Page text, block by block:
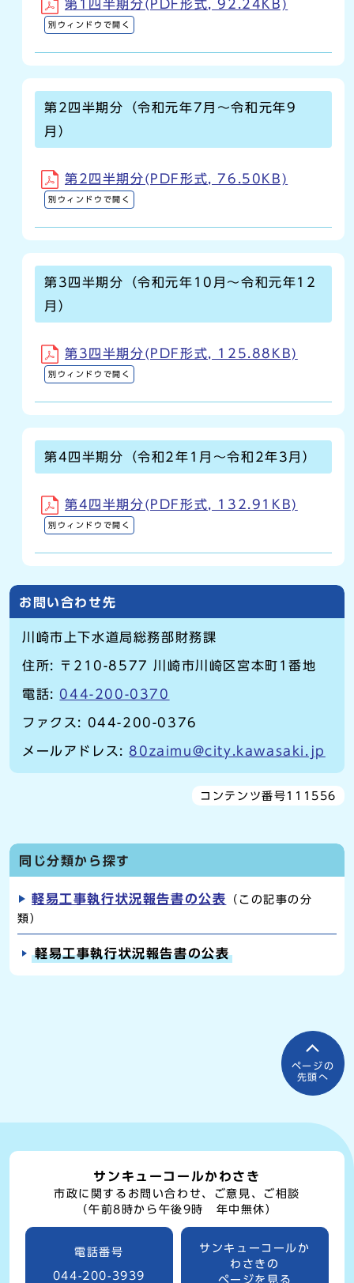
第1四半期分(PDF形式, 92.24KB)
別ウィンドウで開く
第2四半期分（令和元年7月～令和元年9
月）
第2四半期分(PDF形式, 76.50KB)
別ウィンドウで開く
第3四半期分（令和元年10月～令和元年12
月）
第3四半期分(PDF形式, 125.88KB)
別ウィンドウで開く
第4四半期分（令和2年1月～令和2年3月）
第4四半期分(PDF形式, 132.91KB)
別ウィンドウで開く
お問い合わせ先
川崎市上下水道局総務部財務課
住所: 〒210-8577 川崎市川崎区宮本町1番地
電話: 044-200-0370
ファクス: 044-200-0376
メールアドレス: 80zaimu@city.kawasaki.jp
コンテンツ番号111556
同じ分類から探す
軽易工事執行状況報告書の公表
（この記事の分
類）
軽易工事執行状況報告書の公表
ページの
先頭へ
サンキューコールかわさき
市政に関するお問い合わせ、ご意見、ご相談
（午前8時から午後9時 年中無休）
電話番号
044-200-3939
サンキューコールか
わさきの
ページを見る